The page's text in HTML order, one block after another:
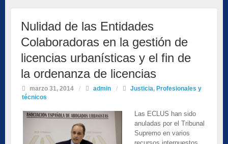
Nulidad de las Entidades
Colaboradoras en la gestión de
licencias urbanísticas y el fin de
la ordenanza de licencias
marzo 31, 2014 / admin / Justicia Profesionales y
técnicos
Las ECLUS han sido
anuladas por el Tribunal
Supremo en varios